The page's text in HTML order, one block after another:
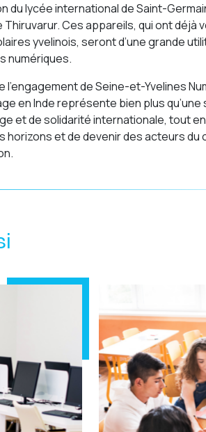
du lycée international de Saint-
Thiruvarur. Ces appareils, qui ont déjà
yvelinois, seront d’une grande
numériques.
de Seine-et-Yvelines
en Inde représente bien plus
et de solidarité internationale, tout
horizons et de devenir des acteurs